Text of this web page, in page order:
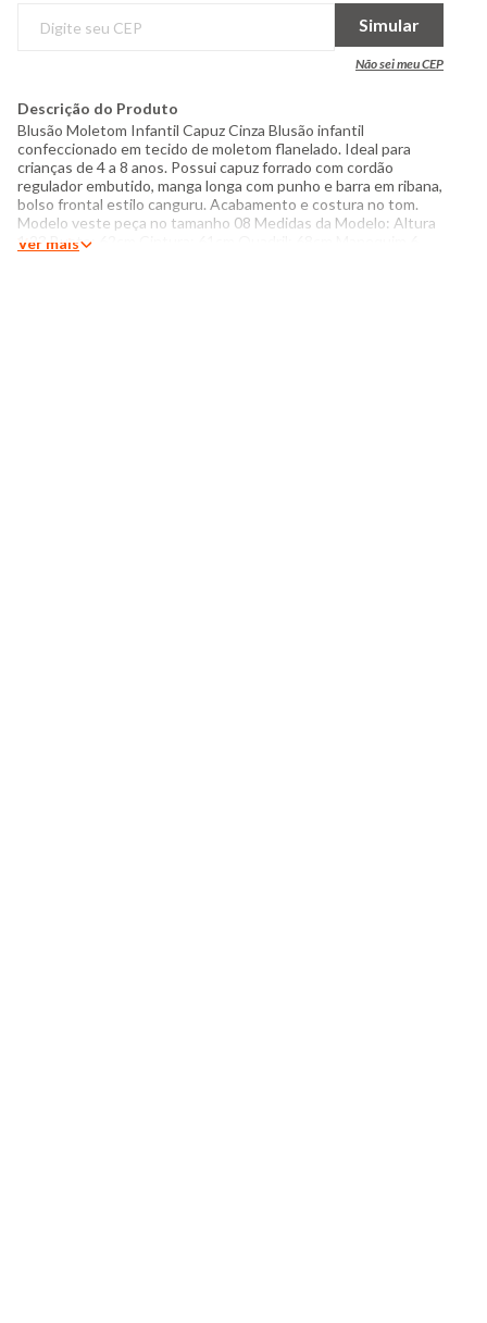
Simular
Não sei meu CEP
Descrição do Produto
Blusão Moletom Infantil Capuz Cinza Blusão infantil
confeccionado em tecido de moletom flanelado. Ideal para
crianças de 4 a 8 anos. Possui capuz forrado com cordão
regulador embutido, manga longa com punho e barra em ribana,
bolso frontal estilo canguru. Acabamento e costura no tom.
Modelo veste peça no tamanho 08 Medidas da Modelo: Altura
1,23 Busto: 62cm Cintura: 61cm Quadril: 68cm Manequim 6
Ver mais